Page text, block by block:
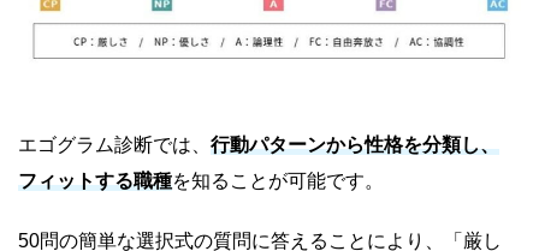
エゴグラム診断では、 行動パターンから性格を分類し、
フィットする職種を知ることが可能です。
50問の簡単な選択式の質問に答えることにより、「厳し